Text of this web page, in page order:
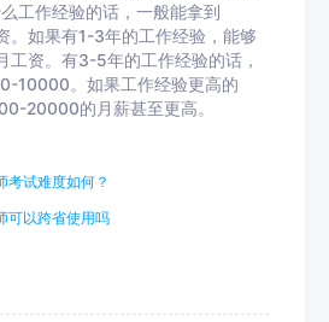
工作经验的话，一般能拿到
如果有1-3年的工作经验，能够
资。有3-5年的工作经验的话，
10000。如果工作经验更高的
20000的月薪甚至更高。
考试难度如何？
可以跨省使用吗